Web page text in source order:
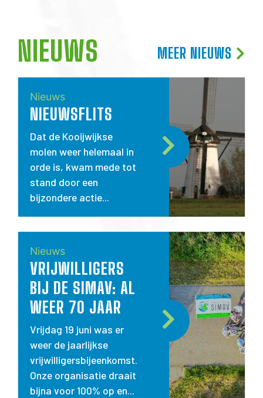
NIEUWS MEER NIEUWS
Nieuws
NIEUWSFLITS
Dat de Kooijwijkse
molen weer helemaal in
orde is, kwam mede tot
stand door een
bijzondere actie...
Nieuws
VRIJWILLIGERS
BIJ DE SIMAV: AL
WEER 70 JAAR
Vrijdag 19 juni was er
weer de jaarlijkse
vrijwilligersbijeenkomst.
Onze organisatie draait
bijna voor 100% op en...